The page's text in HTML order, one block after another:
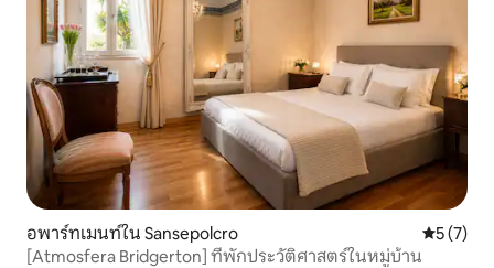
อพาร์ทเมนท์ใน Sansepolcro คะแนนเฉ
5 (7)
[Atmosfera Bridgerton] ที่พักประวัติศาสตร์ในหมู่บ้าน